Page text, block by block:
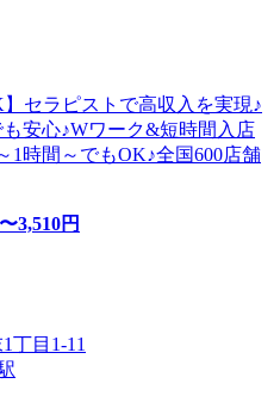
セラピストで高収入を実現♪
安心♪Wワーク&短時間入店
時間～でもOK♪全国600店舗
3,510円
丁目1-11